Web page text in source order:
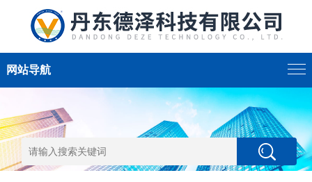
网站导航